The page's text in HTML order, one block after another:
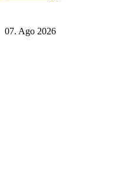
07. Ago 2026